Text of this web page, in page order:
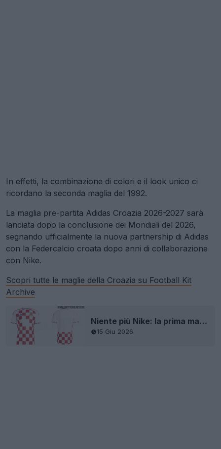
In effetti, la combinazione di colori e il look unico ci
ricordano la seconda maglia del 1992.
La maglia pre-partita Adidas Croazia 2026-2027 sarà
lanciata dopo la conclusione dei Mondiali del 2026,
segnando ufficialmente la nuova partnership di Adidas
con la Federcalcio croata dopo anni di collaborazione
con Nike.
Scopri tutte le maglie della Croazia su Football Kit
Archive
Niente più Nike: la prima maglia della Croazia 2026-27 firmata Adidas è stata filtrata - Foto ufficiali
15 Giu 2026